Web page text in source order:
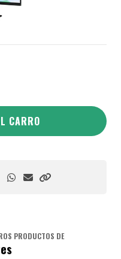
CARRO
PRODUCTOS DE